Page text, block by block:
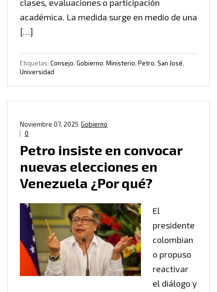
clases, evaluaciones o participación
académica. La medida surge en medio de una
[…]
Etiquetas: Consejo, Gobierno, Ministerio, Petro, San José,
Universidad
Gobierno
Noviembre 07, 2025
0
Petro insiste en convocar
nuevas elecciones en
Venezuela ¿Por qué?
El
presidente
colombian
o propuso
reactivar
el diálogo y